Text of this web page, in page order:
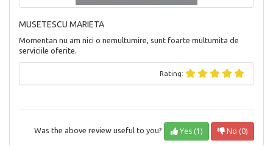
MUSETESCU MARIETA
Momentan nu am nici o nemultumire, sunt foarte multumita de
serviciile oferite.
Rating:
Was the above review useful to you? Yes (1) No (0)